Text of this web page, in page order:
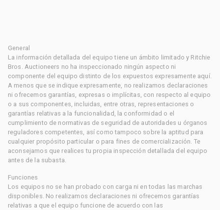
General
La información detallada del equipo tiene un ámbito limitado y Ritchie
Bros. Auctioneers no ha inspeccionado ningún aspecto ni
componente del equipo distinto de los expuestos expresamente aquí.
A menos que se indique expresamente, no realizamos declaraciones
ni ofrecemos garantías, expresas o implícitas, con respecto al equipo
o a sus componentes, incluidas, entre otras, representaciones o
garantías relativas a la funcionalidad, la conformidad o el
cumplimiento de normativas de seguridad de autoridades u órganos
reguladores competentes, así como tampoco sobre la aptitud para
cualquier propósito particular o para fines de comercialización. Te
aconsejamos que realices tu propia inspección detallada del equipo
antes de la subasta.
Funciones
Los equipos no se han probado con carga ni en todas las marchas
disponibles. No realizamos declaraciones ni ofrecemos garantías
relativas a que el equipo funcione de acuerdo con las